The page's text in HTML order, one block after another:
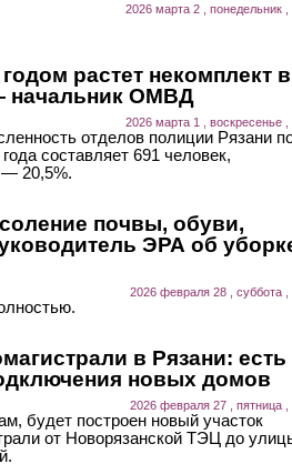
2026 марта 2 , понедельник ,
растет некомплект в
начальник ОМВД
2026 марта 1 , воскресенье ,
отделов полиции Рязани
составляет 691 человек,
— 20,5%.
почвы, обуви,
ЭРА об
2026 февраля 28 , суббота ,
в Рязани: есть
новых домов
2026 февраля 27 , пятница ,
будет построен новый участок
от Новорязанской ТЭЦ до